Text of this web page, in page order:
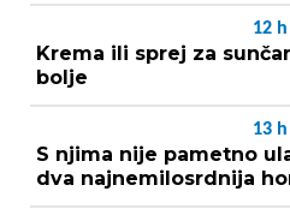
12 h
Krema ili sprej za
bolje
13 h
S njima nije pametno
dva najnemilosrdnija